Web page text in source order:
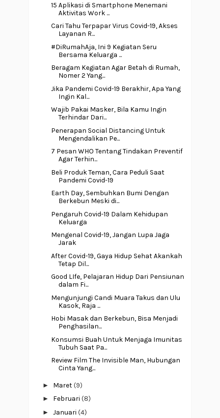
15 Aplikasi di Smartphone Menemani
Aktivitas Work ...
Cari Tahu Terpapar Virus Covid-19, Akses
Layanan R...
#DiRumahAja, Ini 9 Kegiatan Seru
Bersama Keluarga ...
Beragam Kegiatan Agar Betah di Rumah,
Nomer 2 Yang...
Jika Pandemi Covid-19 Berakhir, Apa Yang
Ingin Kal...
Wajib Pakai Masker, Bila Kamu Ingin
Terhindar Dari...
Penerapan Social Distancing Untuk
Mengendalikan Pe...
7 Pesan WHO Tentang Tindakan Preventif
Agar Terhin...
Beli Produk Teman, Cara Peduli Saat
Pandemi Covid-19
Earth Day, Sembuhkan Bumi Dengan
Berkebun Meski di...
Pengaruh Covid-19 Dalam Kehidupan
Keluarga
Mengenal Covid-19, Jangan Lupa Jaga
Jarak
After Covid-19, Gaya Hidup Sehat Akankah
Tetap Dil...
Good LIfe, Pelajaran Hidup Dari Pensiunan
dalam Fi...
Mengunjungi Candi Muara Takus dan Ulu
Kasok, Raja ...
Hobi Masak dan Berkebun, Bisa Menjadi
Penghasilan...
Konsumsi Buah Untuk Menjaga Imunitas
Tubuh Saat Pa...
Review Film The Invisible Man, Hubungan
Cinta Yang...
► Maret(9)
► Februari (8)
► Januari (4)